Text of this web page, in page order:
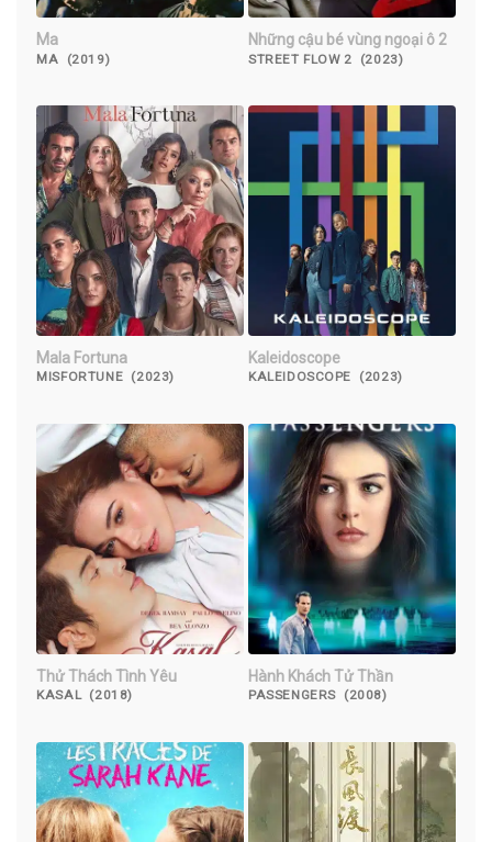
Ma
MA (2019)
Những cậu bé vùng ngoại ô 2
STREET FLOW 2 (2023)
Mala Fortuna
MISFORTUNE (2023)
Kaleidoscope
KALEIDOSCOPE (2023)
Thử Thách Tình Yêu
KASAL (2018)
Hành Khách Tử Thần
PASSENGERS (2008)